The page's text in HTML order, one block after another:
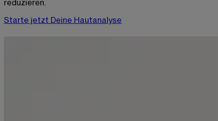
reduzieren.
Starte jetzt Deine Hautanalyse